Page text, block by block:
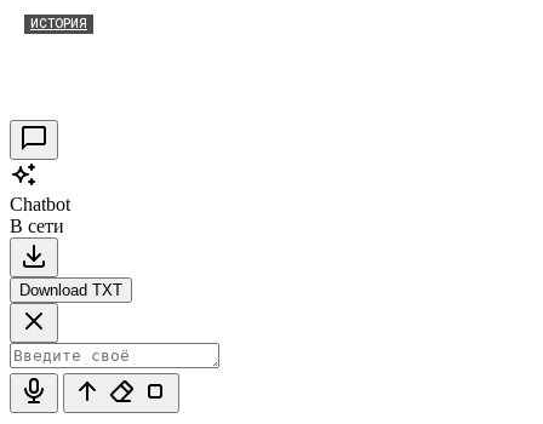
ИСТОРИЯ
Chatbot
В сети
Download TXT